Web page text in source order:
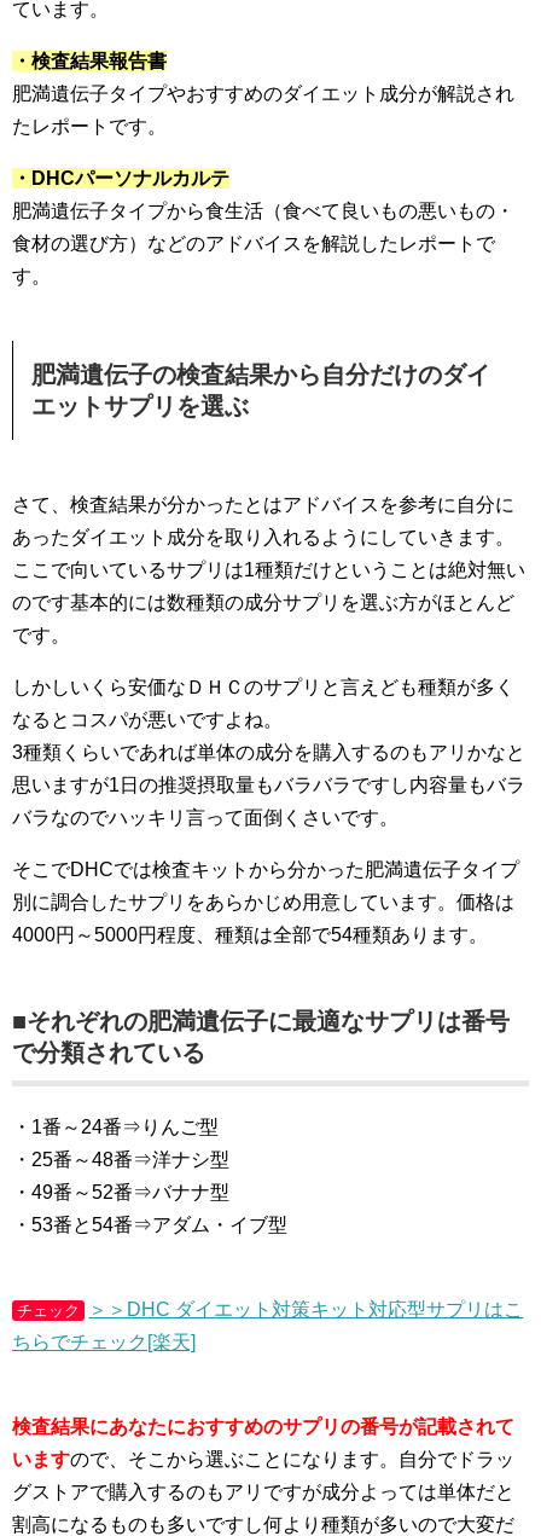
ています。
・検査結果報告書
肥満遺伝子タイプやおすすめのダイエット成分が解説され
たレポートです。
・DHCパーソナルカルテ
肥満遺伝子タイプから食生活（食べて良いもの悪いもの・
食材の選び方）などのアドバイスを解説したレポートで
す。
肥満遺伝子の検査結果から自分だけのダイ
エットサプリを選ぶ
さて、検査結果が分かったとはアドバイスを参考に自分に
あったダイエット成分を取り入れるようにしていきます。
ここで向いているサプリは1種類だけということは絶対無い
のです基本的には数種類の成分サプリを選ぶ方がほとんど
です。
しかしいくら安価なＤＨＣのサプリと言えども種類が多く
なるとコスパが悪いですよね。
3種類くらいであれば単体の成分を購入するのもアリかなと
思いますが1日の推奨摂取量もバラバラですし内容量もバラ
バラなのでハッキリ言って面倒くさいです。
そこでDHCでは検査キットから分かった肥満遺伝子タイプ
別に調合したサプリをあらかじめ用意しています。価格は
4000円～5000円程度、種類は全部で54種類あります。
■それぞれの肥満遺伝子に最適なサプリは番号
で分類されている
・1番～24番⇒りんご型
・25番～48番⇒洋ナシ型
・49番～52番⇒バナナ型
・53番と54番⇒アダム・イブ型
チェック
＞＞DHC ダイエット対策キット対応型サプリはこ
ちらでチェック[楽天]
検査結果にあなたにおすすめのサプリの番号が記載されて
いますので、そこから選ぶことになります。自分でドラッ
グストアで購入するのもアリですが成分よっては単体だと
割高になるものも多いですし何より種類が多いので大変だ